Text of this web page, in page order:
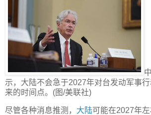
示，大陆不会急于2027年对台发动军事
来的时间点。(图/美联社)
尽管各种消息推测， 大陆可能在2027年